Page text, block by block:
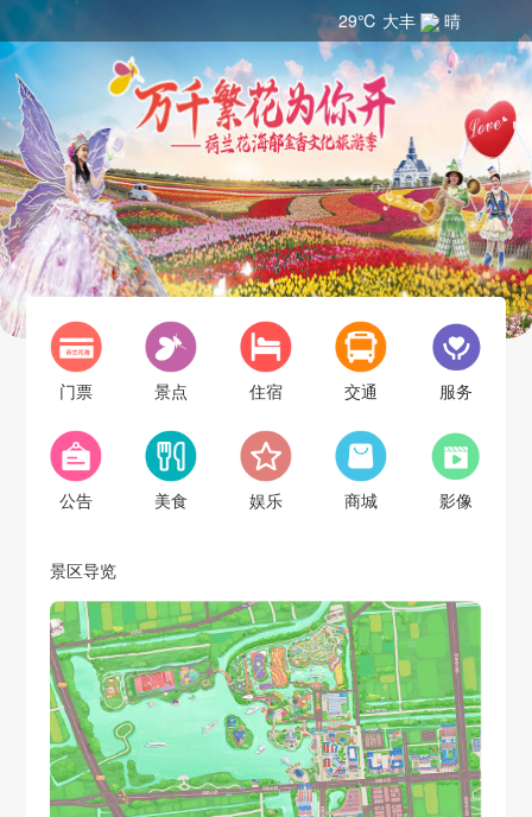
29℃ 大丰 晴
门票 景点 住宿 交通 服务
公告 美食 娱乐 商城 影像
景区导览